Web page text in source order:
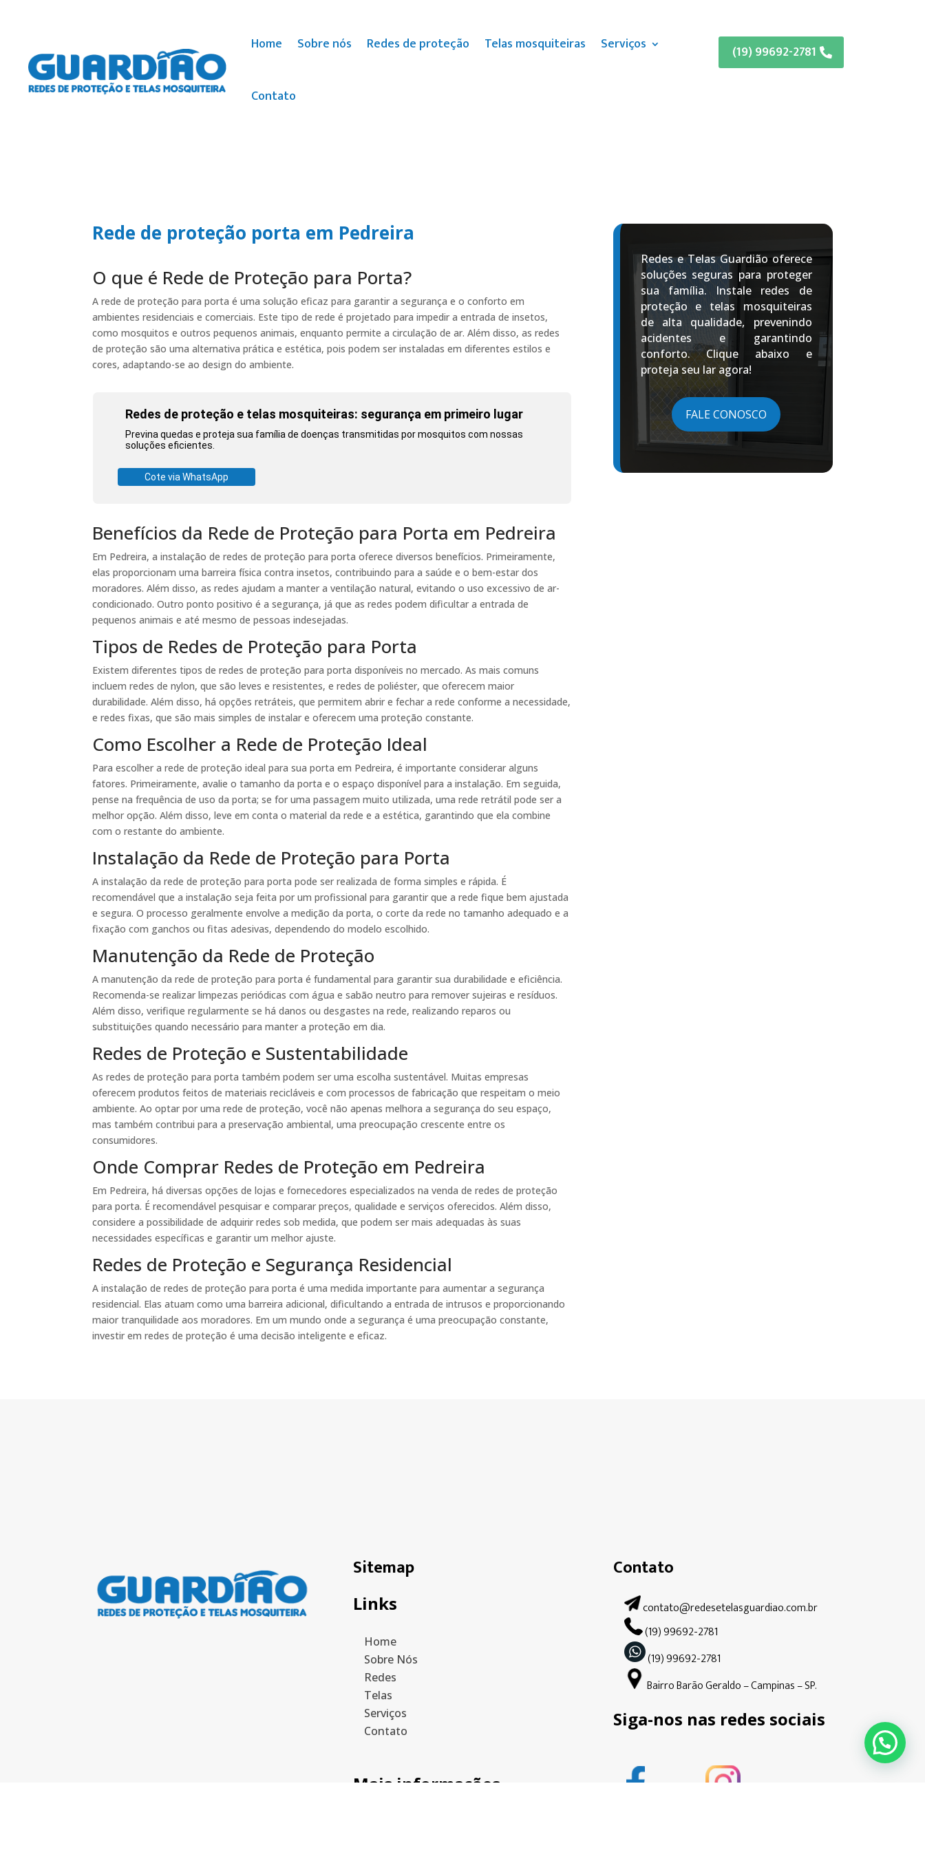
Home Sobre nós Redes de proteção Telas mosquiteiras Serviços
Contato
(19) 99692-2781
Rede de proteção porta em Pedreira
O que é Rede de Proteção para Porta?
A rede de proteção para porta é uma solução eficaz para garantir a segurança e o conforto em
ambientes residenciais e comerciais. Este tipo de rede é projetado para impedir a entrada de insetos,
como mosquitos e outros pequenos animais, enquanto permite a circulação de ar. Além disso, as redes
de proteção são uma alternativa prática e estética, pois podem ser instaladas em diferentes estilos e
cores, adaptando-se ao design do ambiente.
Redes de proteção e telas mosquiteiras: segurança em primeiro lugar
Previna quedas e proteja sua família de doenças transmitidas por mosquitos com nossas
soluções eficientes.
Cote via WhatsApp
Benefícios da Rede de Proteção para Porta em Pedreira
Em Pedreira, a instalação de redes de proteção para porta oferece diversos benefícios. Primeiramente,
elas proporcionam uma barreira física contra insetos, contribuindo para a saúde e o bem-estar dos
moradores. Além disso, as redes ajudam a manter a ventilação natural, evitando o uso excessivo de ar-
condicionado. Outro ponto positivo é a segurança, já que as redes podem dificultar a entrada de
pequenos animais e até mesmo de pessoas indesejadas.
Tipos de Redes de Proteção para Porta
Existem diferentes tipos de redes de proteção para porta disponíveis no mercado. As mais comuns
incluem redes de nylon, que são leves e resistentes, e redes de poliéster, que oferecem maior
durabilidade. Além disso, há opções retráteis, que permitem abrir e fechar a rede conforme a necessidade,
e redes fixas, que são mais simples de instalar e oferecem uma proteção constante.
Como Escolher a Rede de Proteção Ideal
Para escolher a rede de proteção ideal para sua porta em Pedreira, é importante considerar alguns
fatores. Primeiramente, avalie o tamanho da porta e o espaço disponível para a instalação. Em seguida,
pense na frequência de uso da porta; se for uma passagem muito utilizada, uma rede retrátil pode ser a
melhor opção. Além disso, leve em conta o material da rede e a estética, garantindo que ela combine
com o restante do ambiente.
Instalação da Rede de Proteção para Porta
A instalação da rede de proteção para porta pode ser realizada de forma simples e rápida. É
recomendável que a instalação seja feita por um profissional para garantir que a rede fique bem ajustada
e segura. O processo geralmente envolve a medição da porta, o corte da rede no tamanho adequado e a
fixação com ganchos ou fitas adesivas, dependendo do modelo escolhido.
Manutenção da Rede de Proteção
A manutenção da rede de proteção para porta é fundamental para garantir sua durabilidade e eficiência.
Recomenda-se realizar limpezas periódicas com água e sabão neutro para remover sujeiras e resíduos.
Além disso, verifique regularmente se há danos ou desgastes na rede, realizando reparos ou
substituições quando necessário para manter a proteção em dia.
Redes de Proteção e Sustentabilidade
As redes de proteção para porta também podem ser uma escolha sustentável. Muitas empresas
oferecem produtos feitos de materiais recicláveis e com processos de fabricação que respeitam o meio
ambiente. Ao optar por uma rede de proteção, você não apenas melhora a segurança do seu espaço,
mas também contribui para a preservação ambiental, uma preocupação crescente entre os
consumidores.
Onde Comprar Redes de Proteção em Pedreira
Em Pedreira, há diversas opções de lojas e fornecedores especializados na venda de redes de proteção
para porta. É recomendável pesquisar e comparar preços, qualidade e serviços oferecidos. Além disso,
considere a possibilidade de adquirir redes sob medida, que podem ser mais adequadas às suas
necessidades específicas e garantir um melhor ajuste.
Redes de Proteção e Segurança Residencial
A instalação de redes de proteção para porta é uma medida importante para aumentar a segurança
residencial. Elas atuam como uma barreira adicional, dificultando a entrada de intrusos e proporcionando
maior tranquilidade aos moradores. Em um mundo onde a segurança é uma preocupação constante,
investir em redes de proteção é uma decisão inteligente e eficaz.
Redes e Telas Guardião oferece
soluções seguras para proteger
sua família. Instale redes de
proteção e telas mosquiteiras
de alta qualidade, prevenindo
acidentes e garantindo
conforto. Clique abaixo e
proteja seu lar agora!
FALE CONOSCO
Sitemap
Links
Home
Sobre Nós
Redes
Telas
Serviços
Contato
Mais informações
Contato
contato@redesetelasguardiao.com.br
(19) 99692-2781
(19) 99692-2781
Bairro Barão Geraldo – Campinas – SP.
Siga-nos nas redes sociais